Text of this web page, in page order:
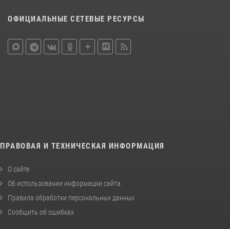
ОФИЦИАЛЬНЫЕ СЕТЕВЫЕ РЕСУРСЫ
ПРАВОВАЯ И ТЕХНИЧЕСКАЯ ИНФОРМАЦИЯ
О сайте
Об использовании информации сайта
Правила обработки персональных данных
Сообщить об ошибках